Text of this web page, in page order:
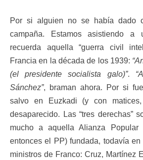
Por si alguien no se había dado
campaña. Estamos asistiendo a
recuerda aquella “guerra civil
Francia en la década de los 1939:
(el presidente socialista galo)”.
Sánchez”, braman ahora. Por si
salvo en Euzkadi (y con
desaparecido. Las “tres derechas”
mucho a aquella Alianza Popular
entonces el PP) fundada, todavía
ministros de Franco: Cruz, Martínez